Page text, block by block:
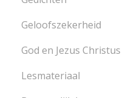
Geloofszekerheid
God en Jezus Christus
Lesmateriaal